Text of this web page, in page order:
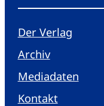
Der Verlag
Archiv
Mediadaten
Kontakt